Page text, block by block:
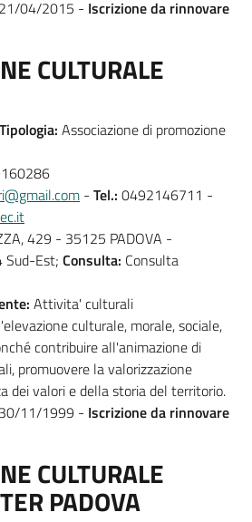
21/04/2015 - Iscrizione da rinnovare
CULTURALE
Tipologia: Associazione di promozione
- Tel.: 0492146711 -
429 - 35125 PADOVA -
Sud-Est; Consulta: Consulta
Attivita' culturali
culturale, morale, sociale,
contribuire all'animazione di
promuovere la valorizzazione
dei valori e della storia del territorio.
30/11/1999 - Iscrizione da rinnovare
CULTURALE
PADOVA